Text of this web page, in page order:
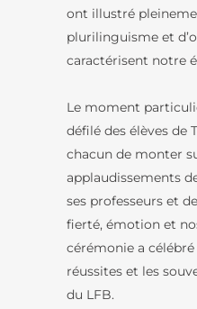
ont illustré
plurilinguisme et
caractérisent notre
Le moment
défilé des élèves de
chacun de monter
applaudissements
ses professeurs et
fierté, émotion et
cérémonie a
réussites et les
du LFB.